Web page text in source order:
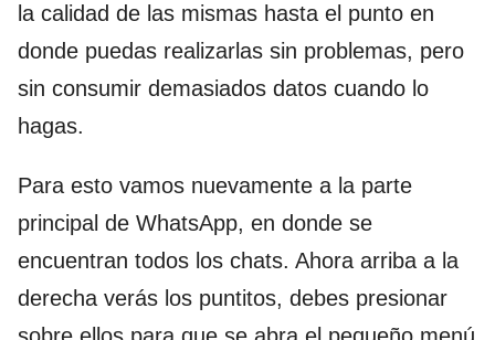
la calidad de las mismas hasta el punto en
donde puedas realizarlas sin problemas, pero
sin consumir demasiados datos cuando lo
hagas.
Para esto vamos nuevamente a la parte
principal de WhatsApp, en donde se
encuentran todos los chats. Ahora arriba a la
derecha verás los puntitos, debes presionar